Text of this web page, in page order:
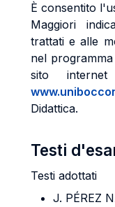
È consentito
Maggiori
trattati e alle
nel
sito internet
Didattica.
Testi
Testi adottati
J. PÉREZ